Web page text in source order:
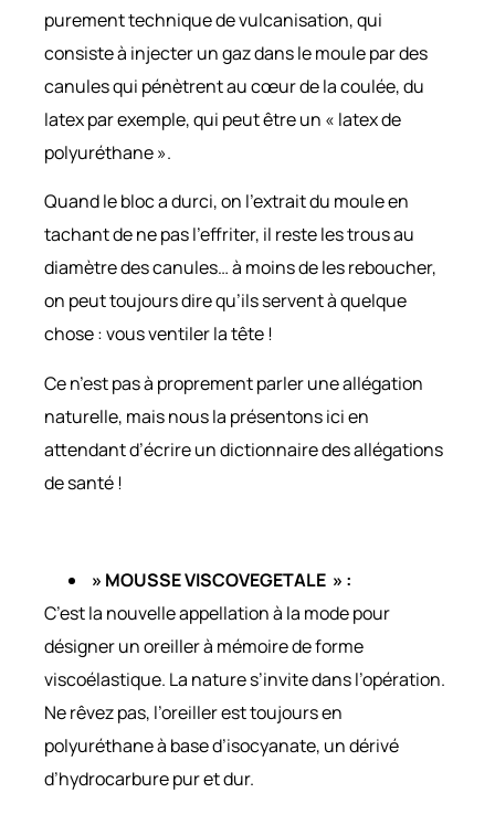
purement technique de vulcanisation, qui
consiste à injecter un gaz dans le moule par des
canules qui pénètrent au cœur de la coulée, du
latex par exemple, qui peut être un « latex de
polyuréthane ».
Quand le bloc a durci, on l’extrait du moule en
tachant de ne pas l’effriter, il reste les trous au
diamètre des canules… à moins de les reboucher,
on peut toujours dire qu’ils servent à quelque
chose : vous ventiler la tête !
Ce n’est pas à proprement parler une allégation
naturelle, mais nous la présentons ici en
attendant d’écrire un dictionnaire des allégations
de santé !
» MOUSSE VISCOVEGETALE » :
C’est la nouvelle appellation à la mode pour
désigner un oreiller à mémoire de forme
viscoélastique. La nature s’invite dans l’opération.
Ne rêvez pas, l’oreiller est toujours en
polyuréthane à base d’isocyanate, un dérivé
d’hydrocarbure pur et dur.